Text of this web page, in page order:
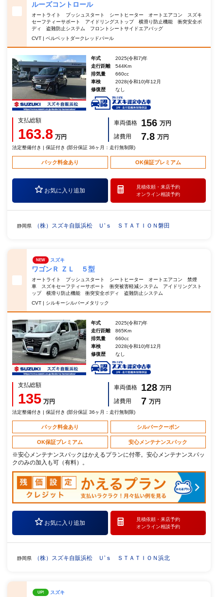
ルーズコントロール
オートライト プッシュスタート シートヒーター オートエアコン スズキ
セーフティーサポート アイドリングストップ 横滑り防止機能 衝突安全ボ
ディ 盗難防止システム フロントシートサイドエアバッグ
CVT | ベルベットダークレッドパール
年式
2025(令和7)年
走行距離
544Km
排気量
660cc
車検
2028(令和10)年12月
修復歴
なし
支払総額
163.8 万円
車両価格 156 万円
諸費用
7.8 万円
法定整備付き | 保証付き (部分保証 36ヶ月：走行無制限)
パック料金あり OK保証プレミアム
お気に入り追加
見積依頼・ 来店予約
オンライン相談予約
静岡県 （株）スズキ自販浜松 Ｕ’ｓ ＳＴＡＴＩＯＮ磐田
NEW スズキ
ワゴンＲ ＺＬ ５型
オートライト プッシュスタート シートヒーター オートエアコン 禁煙
車 スズキセーフティーサポート 衝突被害軽減システム アイドリングスト
ップ 横滑り防止機能 衝突安全ボディ 盗難防止システム
CVT | シルキーシルバーメタリック
年式
2025(令和7)年
走行距離
865Km
排気量
660cc
車検
2028(令和10)年12月
修復歴
なし
支払総額
135 万円
車両価格 128 万円
諸費用
7 万円
法定整備付き | 保証付き (部分保証 36ヶ月：走行無制限)
パック料金あり シルバークーポン
OK保証プレミアム 安心メンテナンスパック
※安心メンテナンスパックはかえるプランに付帯。安心メンテナンスパッ
クのみの加入も可（有料）。
お気に入り追加
見積依頼・ 来店予約
オンライン相談予約
静岡県 （株）スズキ自販浜松 Ｕ’ｓ ＳＴＡＴＩＯＮ浜北
UP! スズキ